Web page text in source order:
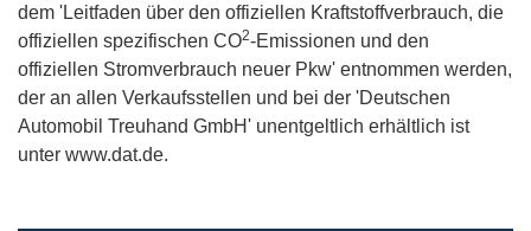
dem 'Leitfaden über den offiziellen Kraftstoffverbrauch, die
offiziellen spezifischen CO2-Emissionen und den
offiziellen Stromverbrauch neuer Pkw' entnommen werden,
der an allen Verkaufsstellen und bei der 'Deutschen
Automobil Treuhand GmbH' unentgeltlich erhältlich ist
unter www.dat.de.